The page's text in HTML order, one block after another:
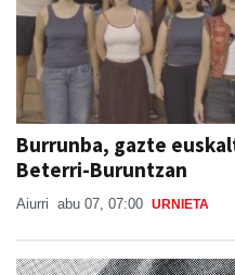
Burrunba, gazte
Beterri-Buruntzan
Aiurri abu 07, 07:00 URNIETA